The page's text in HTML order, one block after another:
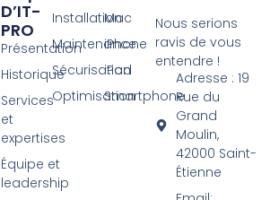
Mac
iPhone
iPad
Smartphone
Installation
Maintenance
Sécurisation
Optimisation
D’IT-
PRO
Présentation
Historique
Services
et
expertises
Équipe et
leadership
Nous serions
ravis de vous
entendre !
Adresse : 19
Rue du
Grand
Moulin,
42000 Saint-
Étienne